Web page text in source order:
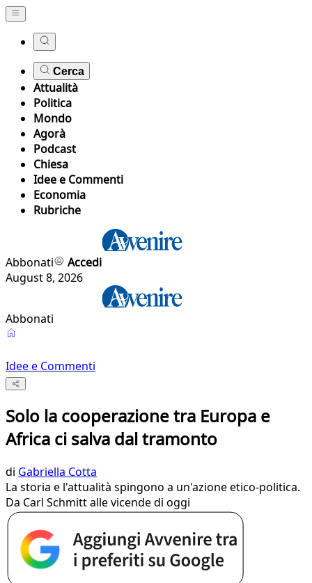
Cerca
Attualità
Politica
Mondo
Agorà
Podcast
Chiesa
Idee e Commenti
Economia
Rubriche
Abbonati
Accedi
August 8, 2026
Abbonati
Idee e Commenti
Solo la cooperazione tra Europa e
Africa ci salva dal tramonto
di Gabriella Cotta
La storia e l'attualità spingono a un'azione etico-politica.
Da Carl Schmitt alle vicende di oggi